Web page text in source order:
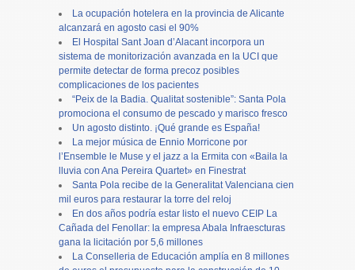
La ocupación hotelera en la provincia de Alicante
alcanzará en agosto casi el 90%
El Hospital Sant Joan d’Alacant incorpora un
sistema de monitorización avanzada en la UCI que
permite detectar de forma precoz posibles
complicaciones de los pacientes
“Peix de la Badia. Qualitat sostenible”: Santa Pola
promociona el consumo de pescado y marisco fresco
Un agosto distinto. ¡Qué grande es España!
La mejor música de Ennio Morricone por
l’Ensemble le Muse y el jazz a la Ermita con «Baila la
lluvia con Ana Pereira Quartet» en Finestrat
Santa Pola recibe de la Generalitat Valenciana cien
mil euros para restaurar la torre del reloj
En dos años podría estar listo el nuevo CEIP La
Cañada del Fenollar: la empresa Abala Infraescturas
gana la licitación por 5,6 millones
La Conselleria de Educación amplía en 8 millones